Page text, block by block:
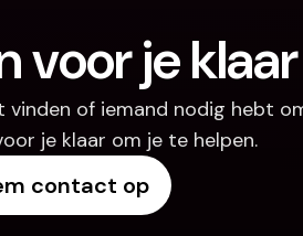
voor je klaar
of iemand nodig hebt
je klaar om je te helpen.
contact op